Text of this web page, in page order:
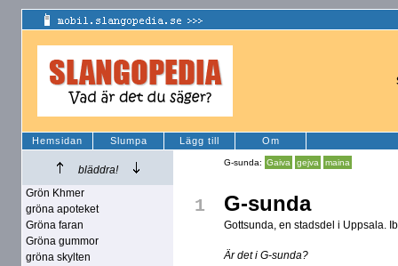
Hemsidan Slumpa Lägg till Om
bläddra!
Grön Khmer
gröna apoteket
Gröna faran
Gröna gummor
gröna skylten
G-sunda: Gaiva gejva maina
1 G-sunda
Gottsunda, en stadsdel i Uppsala.
Är det i G-sunda?